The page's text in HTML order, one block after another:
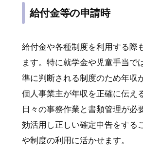
給付金等の申請時
給付金や各種制度を利用する際
ます。特に就学金や児童手当で
準に判断される制度のため年収
個人事業主が年収を正確に伝え
日々の事務作業と書類管理が必
効活用し正しい確定申告をする
や制度の利用に活かせます。